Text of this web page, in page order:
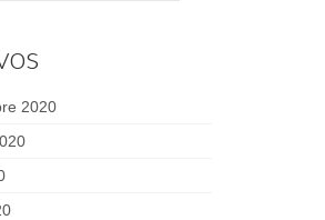
2020